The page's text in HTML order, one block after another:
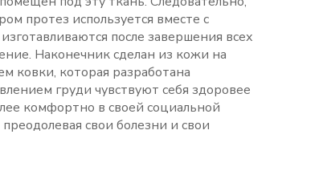
протез используется вместе с
после завершения всех
Наконечник сделан из кожи на
ковки, которая разработана
груди чувствуют себя здоровее
комфортно в своей социальной
свои болезни и свои